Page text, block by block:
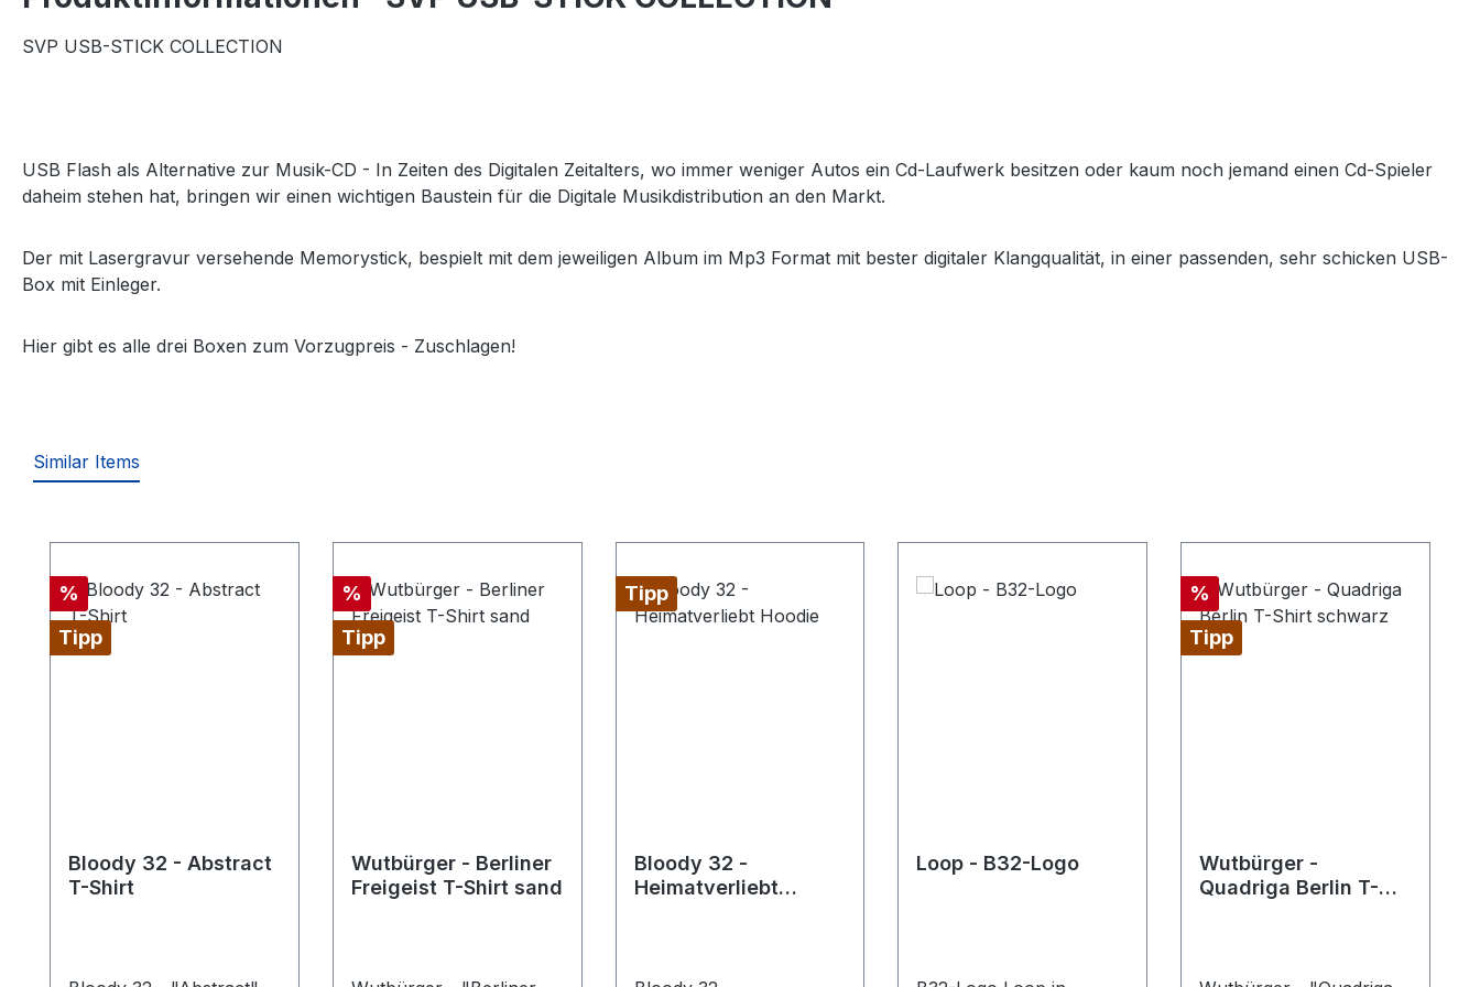
SVP USB-STICK COLLECTION
USB Flash als Alternative zur Musik-CD - In Zeiten des Digitalen Zeitalters, wo immer weniger Autos ein Cd-Laufwerk besitzen oder kaum noch jemand einen Cd-Spieler
daheim stehen hat, bringen wir einen wichtigen Baustein für die Digitale Musikdistribution an den Markt.
Der mit Lasergravur versehende Memorystick, bespielt mit dem jeweiligen Album im Mp3 Format mit bester digitaler Klangqualität, in einer passenden, sehr schicken USB-
Box mit Einleger.
Hier gibt es alle drei Boxen zum Vorzugpreis - Zuschlagen!
Similar Items
Rabatt
%
Tipp
Bloody 32 - Abstract
T-Shirt
Rabatt
%
Tipp
Wutbürger - Berliner
Freigeist T-Shirt sand
Tipp
Bloody 32 -
Heimatverliebt
Loop - B32-Logo
Rabatt
%
Tipp
Wutbürger -
Quadriga Berlin T-